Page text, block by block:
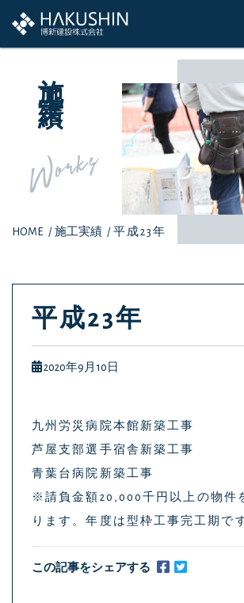
施工実績
Works
HOME / 施工実績 / 平成23年
平成23年
2020年9月10日
九州労災病院本館新築工事
芦屋支部選手宿舎新築工事
青葉台病院新築工事
※請負金額20,000千円以上の物件
ります。年度は型枠工事完工期で
この記事をシェアする